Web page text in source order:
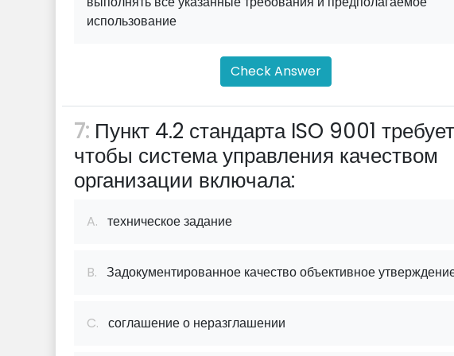
использование
Check Answer
7: Пункт 4.2 стандарта ISO 9001
чтобы система управления качеством
организации включала:
A. техническое задание
B. Задокументированное качество объективное
C. соглашение о неразглашении